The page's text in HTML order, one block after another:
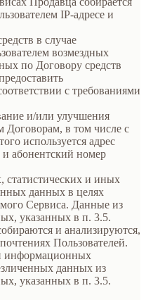
IP-адресе и
в случае
возмездных
по Договору средств
с требованиями
и/или улучшения
Договорам, в том числе с
используется адрес
абонентский номер
статистических и иных
данных в целях
Сервиса. Данные из
указанных в п. 3.5.
и анализируются,
Пользователей.
информационных
данных из
указанных в п. 3.5.